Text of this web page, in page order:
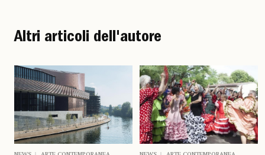
Altri articoli dell'autore